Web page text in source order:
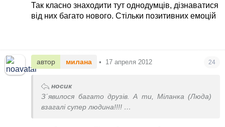
Так класно знаходити тут однодумців, дізнаватися
від них багато нового. Стільки позитивних емоцій
автор милана • 17 апреля 2012 24
носик
З´явилося багато друзів. А ти, Міланка (Люда)
взагалі супер людина!!!!